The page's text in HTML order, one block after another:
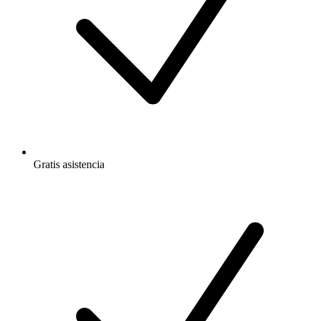
Gratis asistencia